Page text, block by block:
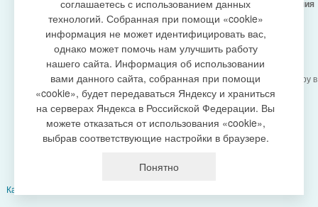
Учредитель -Администрация городского поселения
Излучинск
Главный редактор - Бурич Денис Ярославович
Телефон/факс:(3466) 28-13-77, e-mail:
admizl@rambler.ru
Сетевое изданиеhttps://www.gp-izluchinsk.ru
зарегистрировано Федеральной службой по надзору в
сфере связи,
информационных технологий и массовых
коммуникаций (Роскомнадзор), регистрационный
номер СМИ
ЭЛ № ФС77-87353 от 27.04.2024
персональных данных
Карта сайта
соглашаетесь с использованием данных
технологий. Собранная при помощи «cookie»
информация не может идентифицировать вас,
однако может помочь нам улучшить работу
нашего сайта. Информация об использовании
вами данного сайта, собранная при помощи
«cookie», будет передаваться Яндексу и храниться
на серверах Яндекса в Российской Федерации. Вы
можете отказаться от использования «cookie»,
выбрав соответствующие настройки в браузере.
Понятно